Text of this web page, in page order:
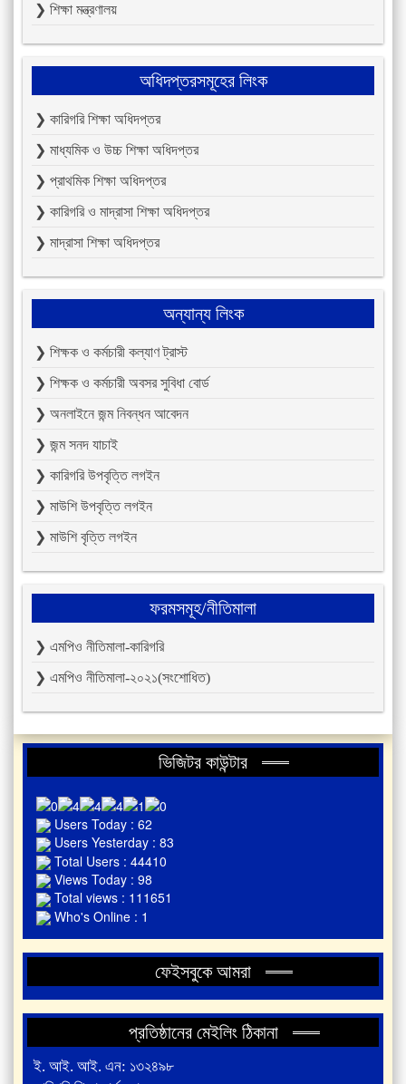
❯ শিক্ষা মন্ত্রণালয়
অধিদপ্তরসমূহের লিংক
❯ কারিগরি শিক্ষা অধিদপ্তর
❯ মাধ্যমিক ও উচ্চ শিক্ষা অধিদপ্তর
❯ প্রাথমিক শিক্ষা অধিদপ্তর
❯ কারিগরি ও মাদ্রাসা শিক্ষা অধিদপ্তর
❯ মাদ্রাসা শিক্ষা অধিদপ্তর
অন্যান্য লিংক
❯ শিক্ষক ও কর্মচারী কল্যাণ ট্রাস্ট
❯ শিক্ষক ও কর্মচারী অবসর সুবিধা বোর্ড
❯ অনলাইনে জন্ম নিবন্ধন আবেদন
❯ জন্ম সনদ যাচাই
❯ কারিগরি উপবৃত্তি লগইন
❯ মাউশি উপবৃত্তি লগইন
❯ মাউশি বৃত্তি লগইন
ফরমসমূহ/নীতিমালা
❯ এমপিও নীতিমালা-কারিগরি
❯ এমপিও নীতিমালা-২০২১(সংশোধিত)
ভিজিটর কাউন্টার
Users Today : 62
Users Yesterday : 83
Total Users : 44410
Views Today : 98
Total views : 111651
Who's Online : 1
ফেইসবুকে আমরা
প্রতিষ্ঠানের মেইলিং ঠিকানা
ই. আই. আই. এন: ১৩২৪৯৮